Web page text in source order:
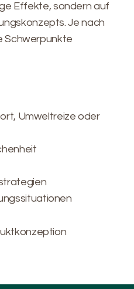
Effekte, sondern auf
Je nach
Schwerpunkte
Umweltreize oder